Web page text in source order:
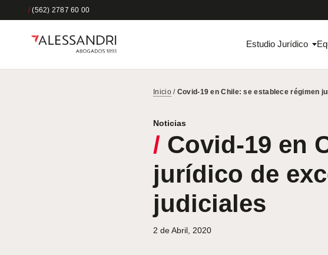
/(562) 2787 60 00
Estudio Jurídico
Inicio/ Covid-19 en Chile: se establece régimen
Noticias
/ Covid-19 en
jurídico de
judiciales
2 de Abril, 2020